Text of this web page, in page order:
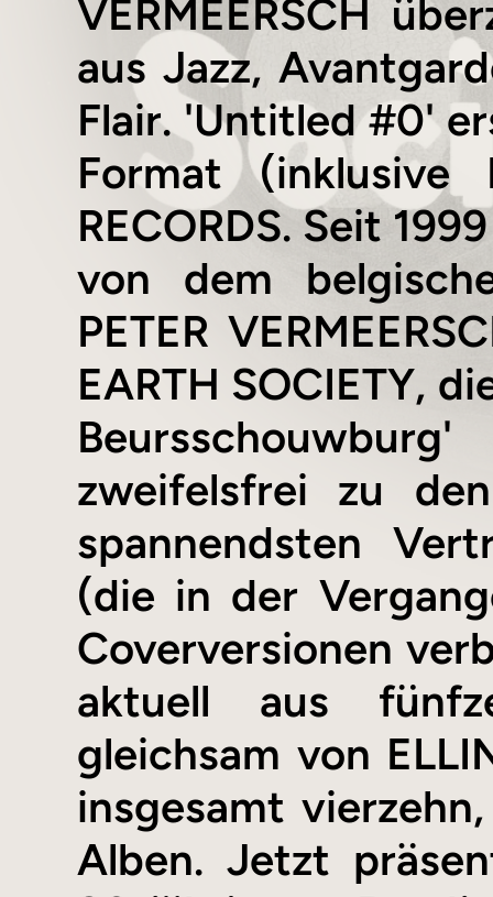
VERMEERSCH
aus Jazz,
Flair. 'Untitled #0'
Format (inklusive
RECORDS. Seit
von dem
PETER
EARTH SOCIETY,
zweifelsfrei zu
spannendsten
(die in der
Coverversionen
aktuell aus
gleichsam von
insgesamt
Alben. Jetzt